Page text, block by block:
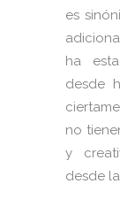
es
ha
desde
no
y
desde